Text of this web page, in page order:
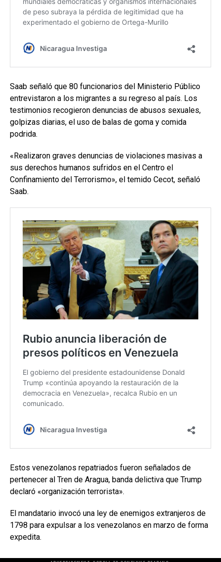
Saab señaló que 80 funcionarios del Ministerio Público
entrevistaron a los migrantes a su regreso al país. Los
testimonios recogieron denuncias de abusos sexuales,
golpizas diarias, el uso de balas de goma y comida
podrida.
«Realizaron graves denuncias de violaciones masivas a
sus derechos humanos sufridos en el Centro el
Confinamiento del Terrorismo», el temido Cecot, señaló
Saab.
Estos venezolanos repatriados fueron señalados de
pertenecer al Tren de Aragua, banda delictiva que Trump
declaró «organización terrorista».
El mandatario invocó una ley de enemigos extranjeros de
1798 para expulsar a los venezolanos en marzo de forma
expedita.